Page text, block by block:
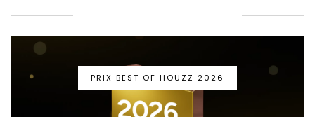
PRIX BEST OF HOUZZ 2026